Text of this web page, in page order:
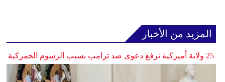
المزيد من الأخبار
25 ولاية أميركية ترفع دعوى ضد ترامب بسبب الرسوم الجمركية